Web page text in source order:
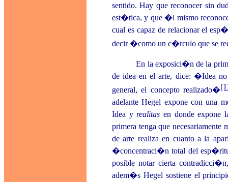
sentido. Hay que reconocer sin
est�tica, y que �l mismo
cual es capaz de relacionar el
decir �como un c�rculo que se
En la exposici�n de la
de idea en el arte, dice: �Idea
general, el concepto realizado�
adelante Hegel expone con una
Idea yrealitas en donde expone
primera tenga que
de arte realiza en cuanto a la
�concentraci�n total del
posible notar cierta
adem�s Hegel sostiene el